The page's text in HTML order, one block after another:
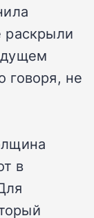
говоря, не
в